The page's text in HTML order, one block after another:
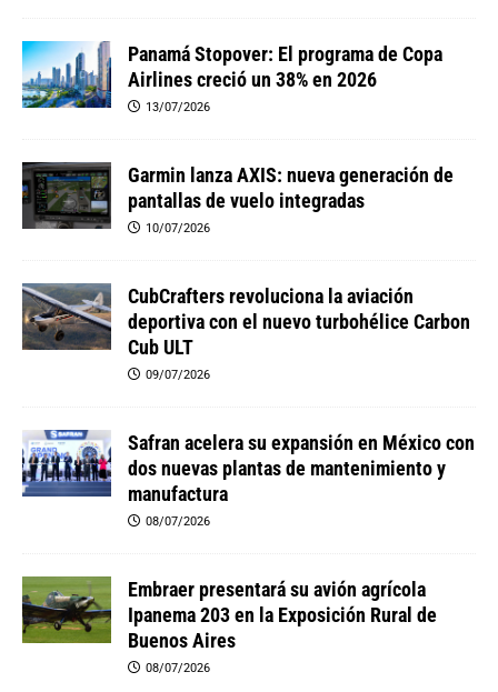
Panamá Stopover: El programa de Copa
Airlines creció un 38% en 2026
13/07/2026
Garmin lanza AXIS: nueva generación de
pantallas de vuelo integradas
10/07/2026
CubCrafters revoluciona la aviación
deportiva con el nuevo turbohélice Carbon
Cub ULT
09/07/2026
Safran acelera su expansión en México con
dos nuevas plantas de mantenimiento y
manufactura
08/07/2026
Embraer presentará su avión agrícola
Ipanema 203 en la Exposición Rural de
Buenos Aires
08/07/2026